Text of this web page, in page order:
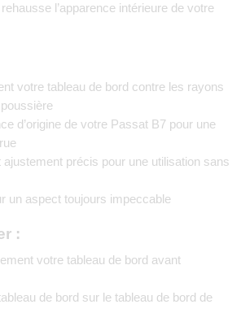
l’apparence intérieure de votre
votre tableau de bord contre les rayons
d’origine de votre Passat B7 pour une
ajustement précis pour une utilisation sans
un aspect toujours impeccable
:
votre tableau de bord avant
de bord sur le tableau de bord de